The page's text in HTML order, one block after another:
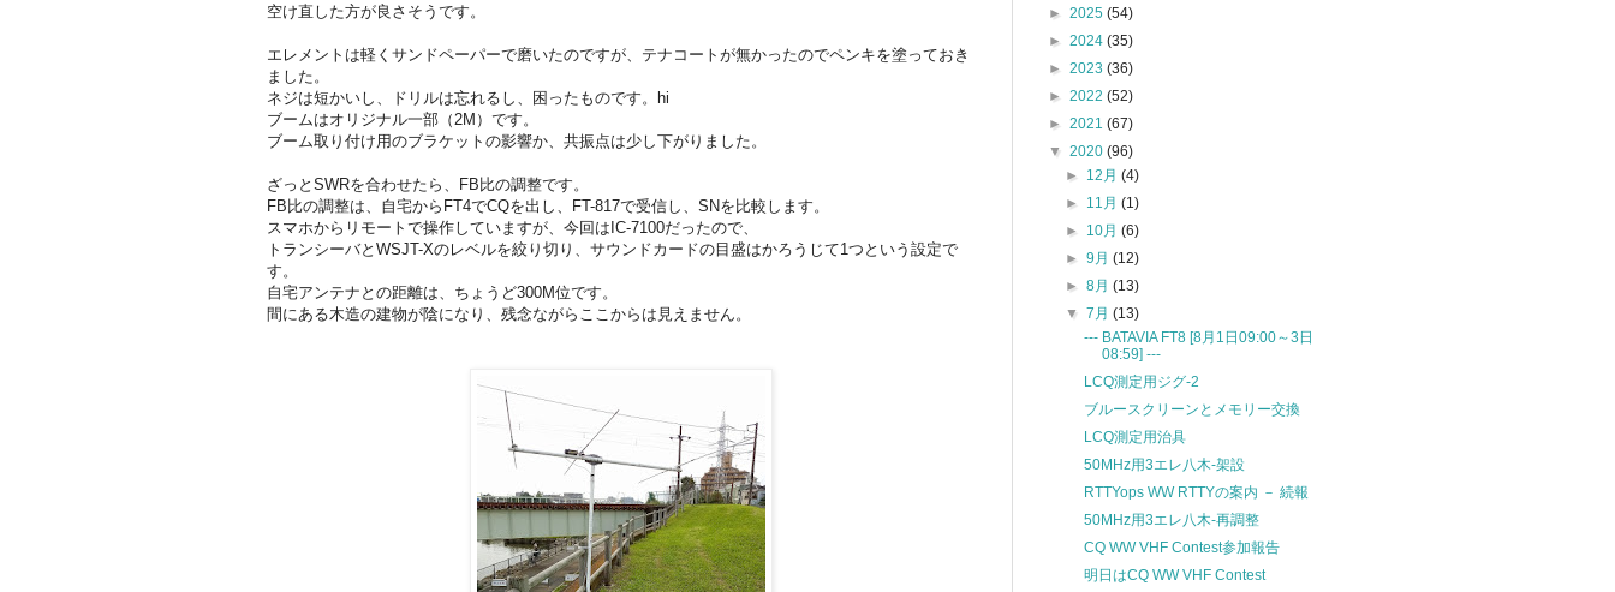
空け直した方が良さそうです。
エレメントは軽くサンドペーパーで磨いたのですが、テナコートが無かったのでペンキを塗っておき
ました。
ネジは短かいし、ドリルは忘れるし、困ったものです。hi
ブームはオリジナル一部（2M）です。
ブーム取り付け用のブラケットの影響か、共振点は少し下がりました。
ざっとSWRを合わせたら、FB比の調整です。
FB比の調整は、自宅からFT4でCQを出し、FT-817で受信し、SNを比較します。
スマホからリモートで操作していますが、今回はIC-7100だったので、
トランシーバとWSJT-Xのレベルを絞り切り、サウンドカードの目盛はかろうじて1つという設定で
す。
自宅アンテナとの距離は、ちょうど300M位です。
間にある木造の建物が陰になり、残念ながらここからは見えません。
► 2025 (54)
► 2024 (35)
► 2023 (36)
► 2022 (52)
► 2021 (67)
▼ 2020 (96)
► 12月(4)
► 11月(1)
► 10月(6)
►9月(12)
►8月(13)
▼7月(13)
--- BATAVIA FT8 [8月1日09:00～3日
08:59] ---
LCQ測定用ジグ-2
ブルースクリーンとメモリー交換
LCQ測定用治具
50MHz用3エレ八木-架設
RTTYops WW RTTYの案内 － 続報
50MHz用3エレ八木-再調整
CQ WW VHF Contest参加報告
明日はCQ WW VHF Contest